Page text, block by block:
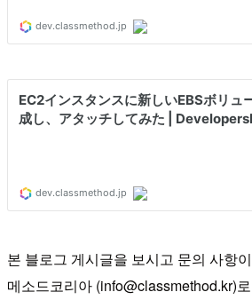
본 블로그 게시글을 보시고 문의 사항
메소드코리아 (info@classmethod.kr)